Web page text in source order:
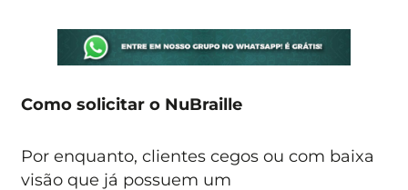
Como solicitar o NuBraille
Por enquanto, clientes cegos ou com baixa
visão que já possuem um